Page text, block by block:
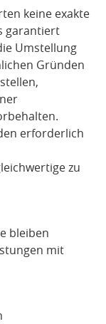
keine exakte
garantiert
Umstellung
Gründen
erforderlich
zu
bleiben
mit